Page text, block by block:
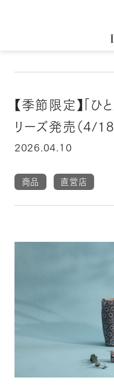
【季節限定】「
リーズ発売（4/18
2026.04.10
商品 直営店